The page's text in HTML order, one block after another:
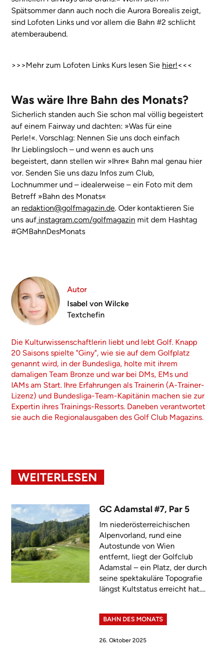
Spätsommer dann auch noch die Aurora Borealis zeigt,
sind Lofoten Links und vor allem die Bahn #2 schlicht
atemberaubend.
>>>Mehr zum Lofoten Links Kurs lesen Sie hier!<<<
Was wäre Ihre Bahn des Monats?
Sicherlich standen auch Sie schon mal völlig begeistert
auf einem Fairway und dachten: »Was für eine
Perle!«. Vorschlag: Nennen Sie uns doch einfach
Ihr Lieblingsloch – und wenn es auch uns
begeistert, dann stellen wir »Ihre« Bahn mal genau hier
vor. Senden Sie uns dazu Infos zum Club,
Lochnummer und – idealerweise – ein Foto mit dem
Betreff »Bahn des Monats«
an redaktion@golfmagazin.de. Oder kontaktieren Sie
uns auf instagram.com/golfmagazin mit dem Hashtag
#GMBahnDesMonats
Autor
Isabel von Wilcke
Textchefin
Die Kulturwissenschaftlerin liebt und lebt Golf. Knapp
20 Saisons spielte "Giny", wie sie auf dem Golfplatz
genannt wird, in der Bundesliga, holte mit ihrem
damaligen Team Bronze und war bei DMs, EMs und
IAMs am Start. Ihre Erfahrungen als Trainerin (A-Trainer-
Lizenz) und Bundesliga-Team-Kapitänin machen sie zur
Expertin ihres Trainings-Ressorts. Daneben verantwortet
sie auch die Regionalausgaben des Golf Club Magazins.
WEITERLESEN
GC Adamstal #7, Par 5
Im niederösterreichischen
Alpenvorland, rund eine
Autostunde von Wien
entfernt, liegt der Golfclub
Adamstal – ein Platz, der durch
seine spektakuläre Topografie
längst Kultstatus erreicht hat....
BAHN DES MONATS
26. Oktober 2025